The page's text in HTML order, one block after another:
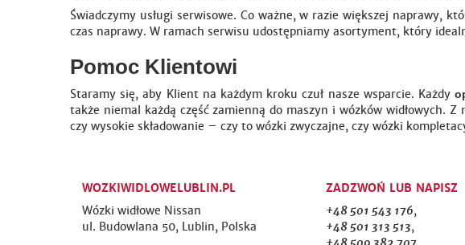
Świadczymy usługi serwisowe. Co ważne, w razie większej naprawy,
czas naprawy. W ramach serwisu udostępniamy asortyment, który
Pomoc Klientowi
Staramy się, aby Klient na każdym kroku czuł nasze wsparcie. Każdy
także niemal każdą część zamienną do maszyn i wózków widłowych.
czy wysokie składowanie – czy to wózki zwyczajne, czy wózki
WOZKIWIDLOWELUBLIN.PL
Wózki widłowe Nissan
ul. Budowlana 50, Lublin, Polska
ZADZWOŃ LUB NAPISZ
+48 501 543 176,
+48 501 313 513,